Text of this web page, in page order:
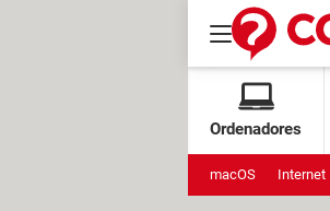
Ordenadores
macOS Internet